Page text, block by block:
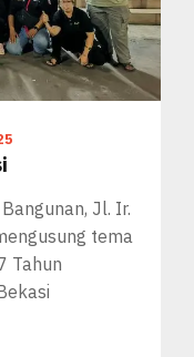
Jl. Ir.
tema
Tahun